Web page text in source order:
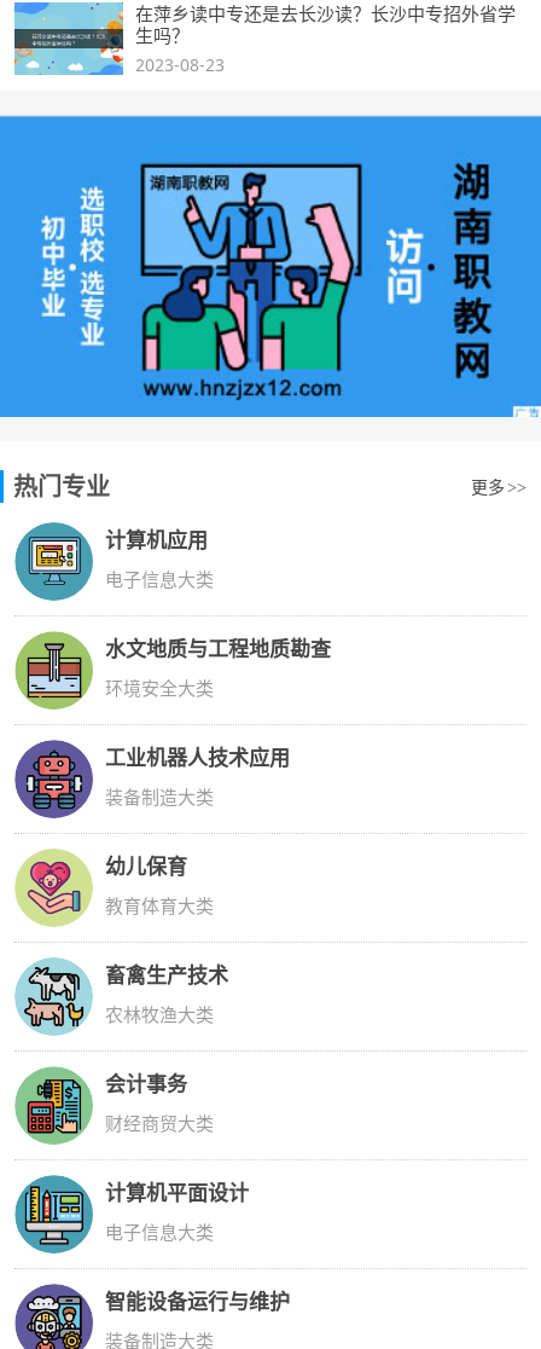
在萍乡读中专还是去长沙读？长沙中专招外省学
生吗？
2023-08-23
热门专业 更多 >>
计算机应用
电子信息大类
水文地质与工程地质勘查
环境安全大类
工业机器人技术应用
装备制造大类
幼儿保育
教育体育大类
畜禽生产技术
农林牧渔大类
会计事务
财经商贸大类
计算机平面设计
电子信息大类
智能设备运行与维护
装备制造大类